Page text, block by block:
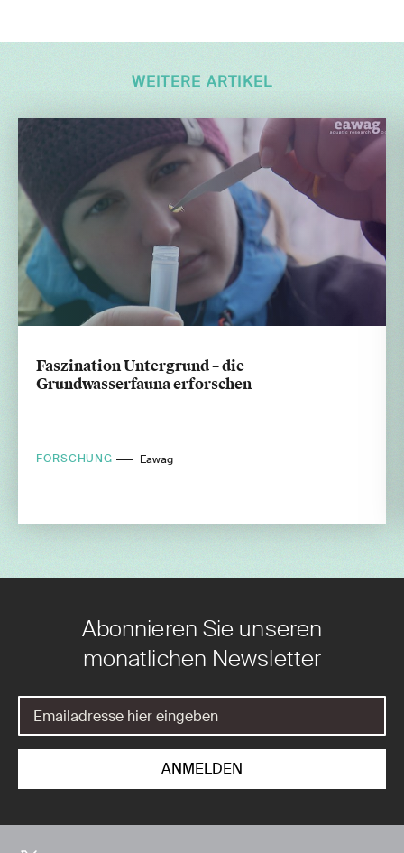
WEITERE ARTIKEL
Faszination Untergrund – die
Grundwasserfauna erforschen
FORSCHUNG Eawag
Abonnieren Sie unseren
monatlichen Newsletter